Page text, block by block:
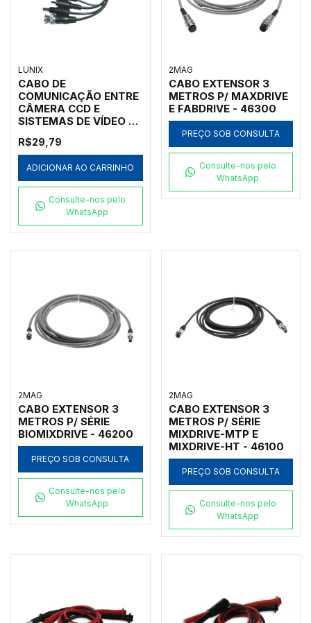
LUNIX
CABO DE
COMUNICAÇÃO ENTRE
CÂMERA CCD E
SISTEMAS DE VÍDEO -
R$29,79
ADICIONAR AO CARRINHO
Consulte-nos pelo
WhatsApp
2MAG
CABO EXTENSOR 3
METROS P/ MAXDRIVE
E FABDRIVE - 46300
PREÇO SOB CONSULTA
Consulte-nos pelo
WhatsApp
2MAG
CABO EXTENSOR 3
METROS P/ SÉRIE
BIOMIXDRIVE - 46200
PREÇO SOB CONSULTA
Consulte-nos pelo
WhatsApp
2MAG
CABO EXTENSOR 3
METROS P/ SÉRIE
MIXDRIVE-MTP E
MIXDRIVE-HT - 46100
PREÇO SOB CONSULTA
Consulte-nos pelo
WhatsApp